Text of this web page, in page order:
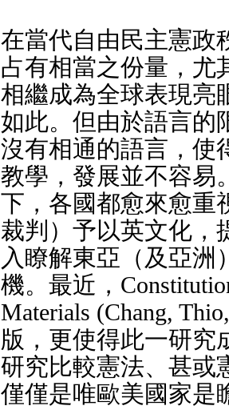
在當代自由民主憲政
占有相當之份量，尤
相繼成為全球表現亮
如此。但由於語言的
沒有相通的語言，使
教學，發展並不容易
下，各國都愈來愈重
裁判）予以英文化，
入瞭解東亞（及亞洲
機。最近，
Materials (Chang,
版，更使得此一研究
研究比較憲法、甚或
僅僅是唯歐美國家是